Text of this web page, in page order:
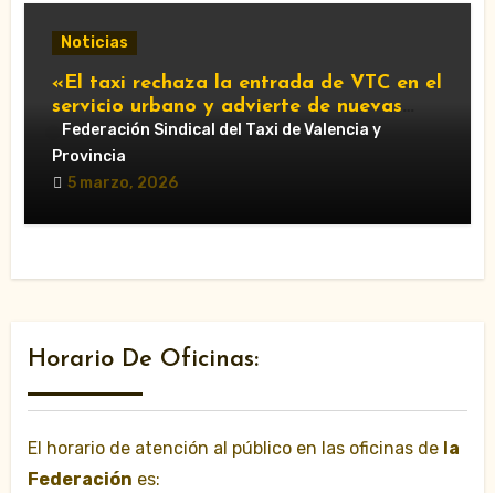
Noticias
«El taxi rechaza la entrada de VTC en el
servicio urbano y advierte de nuevas
movilizaciones»
Federación Sindical del Taxi de Valencia y
Provincia
5 marzo, 2026
Horario De Oficinas:
El horario de atención al público en las oficinas de la
Federación es: